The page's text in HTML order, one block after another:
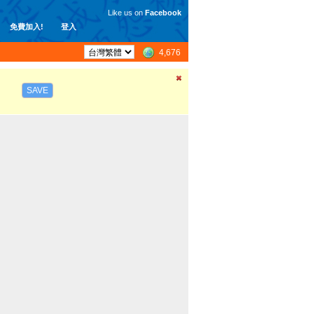
免費加入! 登入
Like us on Facebook
4,676
SAVE